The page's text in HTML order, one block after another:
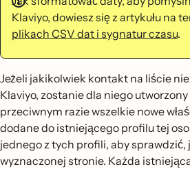
Klaviyo, dowiesz się z artykułu na
plikach CSV dat i sygnatur czasu.
Jeżeli jakikolwiek kontakt na liście
Klaviyo, zostanie dla niego
przeciwnym razie wszelkie nowe
dodane do istniejącego profilu tej
jednego z tych profili, aby sprawdzić,
wyznaczonej stronie. Każda